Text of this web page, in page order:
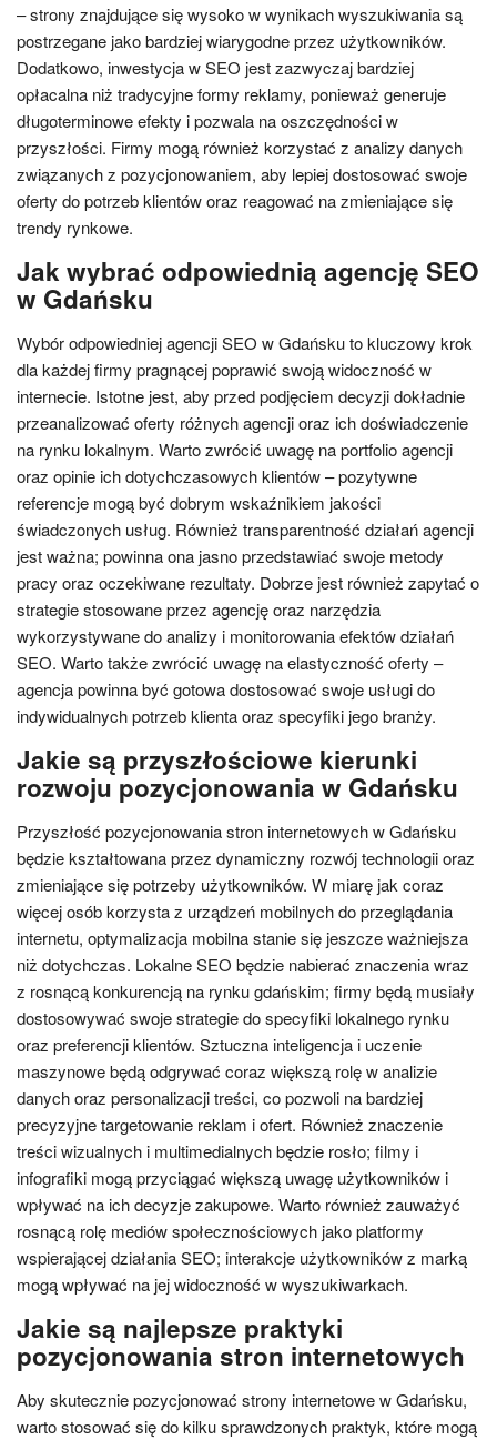
– strony znajdujące się wysoko w wynikach wyszukiwania są
postrzegane jako bardziej wiarygodne przez użytkowników.
Dodatkowo, inwestycja w SEO jest zazwyczaj bardziej
opłacalna niż tradycyjne formy reklamy, ponieważ generuje
długoterminowe efekty i pozwala na oszczędności w
przyszłości. Firmy mogą również korzystać z analizy danych
związanych z pozycjonowaniem, aby lepiej dostosować swoje
oferty do potrzeb klientów oraz reagować na zmieniające się
trendy rynkowe.
Jak wybrać odpowiednią agencję SEO
w Gdańsku
Wybór odpowiedniej agencji SEO w Gdańsku to kluczowy krok
dla każdej firmy pragnącej poprawić swoją widoczność w
internecie. Istotne jest, aby przed podjęciem decyzji dokładnie
przeanalizować oferty różnych agencji oraz ich doświadczenie
na rynku lokalnym. Warto zwrócić uwagę na portfolio agencji
oraz opinie ich dotychczasowych klientów – pozytywne
referencje mogą być dobrym wskaźnikiem jakości
świadczonych usług. Również transparentność działań agencji
jest ważna; powinna ona jasno przedstawiać swoje metody
pracy oraz oczekiwane rezultaty. Dobrze jest również zapytać o
strategie stosowane przez agencję oraz narzędzia
wykorzystywane do analizy i monitorowania efektów działań
SEO. Warto także zwrócić uwagę na elastyczność oferty –
agencja powinna być gotowa dostosować swoje usługi do
indywidualnych potrzeb klienta oraz specyfiki jego branży.
Jakie są przyszłościowe kierunki
rozwoju pozycjonowania w Gdańsku
Przyszłość pozycjonowania stron internetowych w Gdańsku
będzie kształtowana przez dynamiczny rozwój technologii oraz
zmieniające się potrzeby użytkowników. W miarę jak coraz
więcej osób korzysta z urządzeń mobilnych do przeglądania
internetu, optymalizacja mobilna stanie się jeszcze ważniejsza
niż dotychczas. Lokalne SEO będzie nabierać znaczenia wraz
z rosnącą konkurencją na rynku gdańskim; firmy będą musiały
dostosowywać swoje strategie do specyfiki lokalnego rynku
oraz preferencji klientów. Sztuczna inteligencja i uczenie
maszynowe będą odgrywać coraz większą rolę w analizie
danych oraz personalizacji treści, co pozwoli na bardziej
precyzyjne targetowanie reklam i ofert. Również znaczenie
treści wizualnych i multimedialnych będzie rosło; filmy i
infografiki mogą przyciągać większą uwagę użytkowników i
wpływać na ich decyzje zakupowe. Warto również zauważyć
rosnącą rolę mediów społecznościowych jako platformy
wspierającej działania SEO; interakcje użytkowników z marką
mogą wpływać na jej widoczność w wyszukiwarkach.
Jakie są najlepsze praktyki
pozycjonowania stron internetowych
Aby skutecznie pozycjonować strony internetowe w Gdańsku,
warto stosować się do kilku sprawdzonych praktyk, które mogą